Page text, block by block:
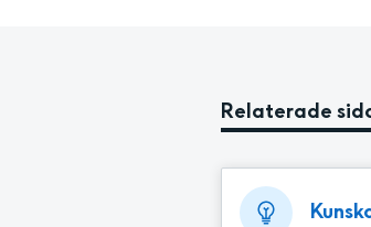
Relaterade